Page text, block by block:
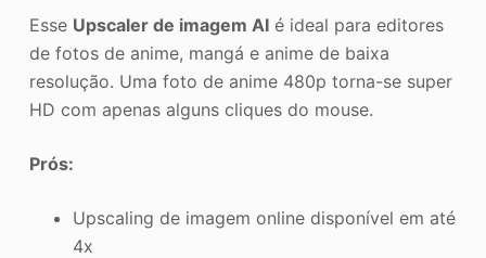
Esse Upscaler de imagem AIé ideal para editores
de fotos de anime, mangá e anime de baixa
resolução. Uma foto de anime 480p torna-se super
HD com apenas alguns cliques do mouse.
Prós:
Upscaling de imagem online disponível em até
4x